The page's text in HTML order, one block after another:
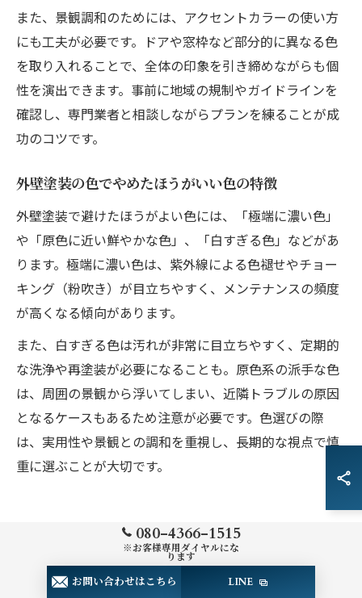
また、景観調和のためには、アクセントカラーの使い方
にも工夫が必要です。ドアや窓枠など部分的に異なる色
を取り入れることで、全体の印象を引き締めながらも個
性を演出できます。事前に地域の規制やガイドラインを
確認し、専門業者と相談しながらプランを練ることが成
功のコツです。
外壁塗装の色でやめたほうがいい色の特徴
外壁塗装で避けたほうがよい色には、「極端に濃い色」
や「原色に近い鮮やかな色」、「白すぎる色」などがあ
ります。極端に濃い色は、紫外線による色褪せやチョー
キング（粉吹き）が目立ちやすく、メンテナンスの頻度
が高くなる傾向があります。
また、白すぎる色は汚れが非常に目立ちやすく、定期的
な洗浄や再塗装が必要になることも。原色系の派手な色
は、周囲の景観から浮いてしまい、近隣トラブルの原因
となるケースもあるため注意が必要です。色選びの際
は、実用性や景観との調和を重視し、長期的な視点で慎
重に選ぶことが大切です。
費用削減を目指す外壁塗装予算の
立て方
080-4366-1515
※お客様専用ダイヤルにな
ります
お問い合わせはこちら LINE